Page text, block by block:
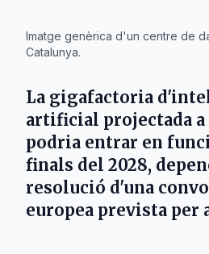
Imatge genèrica d'un centre de
Catalunya.
La gigafactoria
artificial projectada a
podria entrar en
finals del 2028,
resolució d'una
europea prevista per